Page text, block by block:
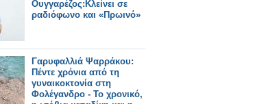
Ουγγαρέζος:Κλείνει σε
ραδιόφωνο και «Πρωινό»
Γαρυφαλλιά Ψαρράκου:
Πέντε χρόνια από τη
γυναικοκτονία στη
Φολέγανδρο - Το χρονικό,